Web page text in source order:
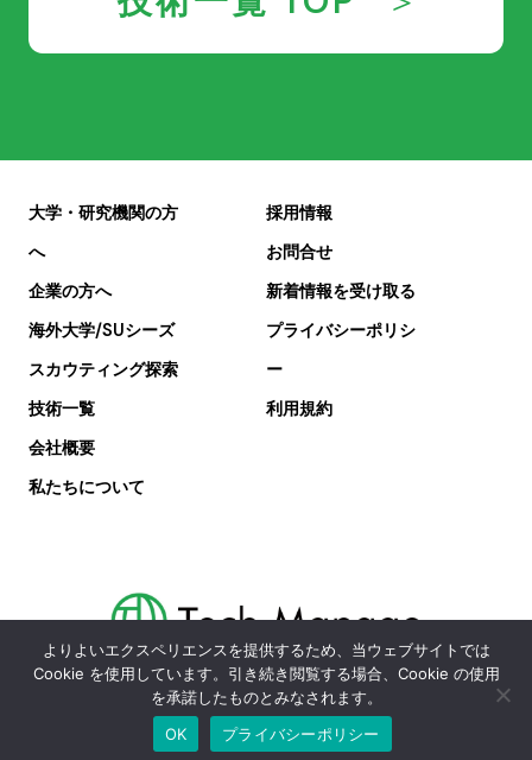
新着情報 お問合せ
大学・研究機関の方
へ
企業の方へ
海外大学/SUシーズ
スカウティング探索
技術一覧
会社概要
私たちについて
採用情報
お問合せ
新着情報を受け取る
プライバシーポリシ
ー
利用規約
よりよいエクスペリエンスを提供するため、当ウェブサイトでは
Cookie を使用しています。引き続き閲覧する場合、Cookie の使用
を承諾したものとみなされます。
OK
プライバシーポリシー